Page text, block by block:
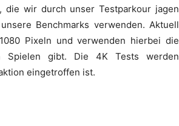
die wir durch unser Testparkour jagen
Benchmarks verwenden. Aktuell
Pixeln und verwenden hierbei die
Spielen gibt. Die 4K Tests werden
eingetroffen ist.